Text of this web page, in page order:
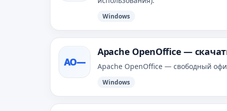
Windows
AO—
Apache OpenOffice —
Apache OpenOffice — свободный
Windows